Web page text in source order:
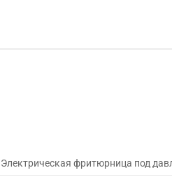
Электрическая фритюрница под